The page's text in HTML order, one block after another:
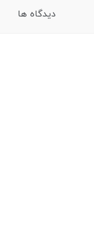
دیدگاه ها